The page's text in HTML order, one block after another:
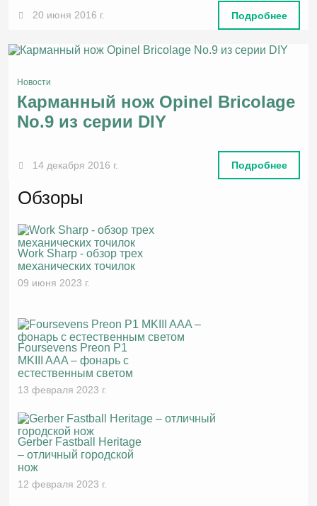
20 июня 2016 г. Подробнее
Новости
Карманный нож Opinel Bricolage
No.9 из серии DIY
14 декабря 2016 г. Подробнее
Обзоры
Work Sharp - обзор трех
механических точилок
09 июня 2023 г.
Foursevens Preon P1
MKIII AAA – фонарь с
естественным светом
13 февраля 2023 г.
Gerber Fastball Heritage
– отличный городской
нож
12 февраля 2023 г.